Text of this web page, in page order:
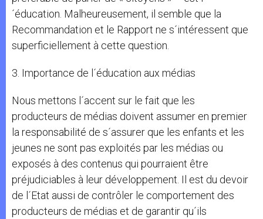
´éducation. Malheureusement, il semble que la
Recommandation et le Rapport ne s´intéressent que
superficiellement à cette question.
3. Importance de l´éducation aux médias
Nous mettons l´accent sur le fait que les
producteurs de médias doivent assumer en premier
la responsabilité de s´assurer que les enfants et les
jeunes ne sont pas exploités par les médias ou
exposés à des contenus qui pourraient être
préjudiciables à leur développement. Il est du devoir
de l´Etat aussi de contrôler le comportement des
producteurs de médias et de garantir qu´ils